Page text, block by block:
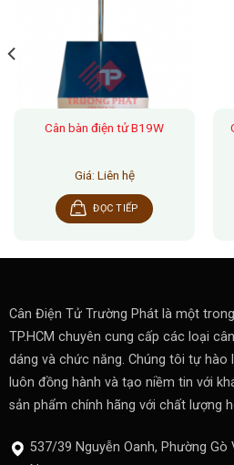
Cân bàn điện tử B19W
Giá: Liên hệ
ĐỌC TIẾP
Cân Điện Tử Trường Phát là một
TP.HCM chuyên cung cấp các loại
dáng và chức năng. Chúng tôi tự hào
luôn đồng hành và tạo niềm tin với
sản phẩm chính hãng với chất lượng
537/39 Nguyễn Oanh, Phường Gò